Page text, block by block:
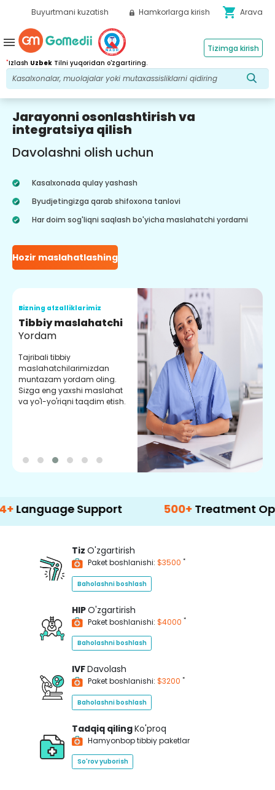
Buyurtmani kuzatish Hamkorlarga kirish shopping_cart Arava
*Izlash Uzbek Tilni yuqoridan o'zgartiring.
Tizimga kirish
menu
Jarayonni osonlashtirish va
integratsiya qilish
Davolashni olish uchun
Kasalxonada qulay yashash
Byudjetingizga qarab shifoxona tanlovi
Har doim sog'liqni saqlash bo'yicha maslahatchi yordami
Hozir maslahatlashing
Bizning afzalliklarimiz
Tibbiy maslahatchi
Yordam
Tajribali tibbiy
maslahatchilarimizdan
muntazam yordam oling.
Sizga eng yaxshi maslahat
va yo'l-yo'riqni taqdim etish.
Support 500+ Treatment Options
Tiz O'zgartirish
Paket boshlanishi: $3500 *
Baholashni boshlash
HIPO'zgartirish
Paket boshlanishi: $4000 *
Baholashni boshlash
IVFDavolash
Paket boshlanishi: $3200 *
Baholashni boshlash
Tadqiq qilingKo'proq
Hamyonbop tibbiy paketlar
So'rov yuborish